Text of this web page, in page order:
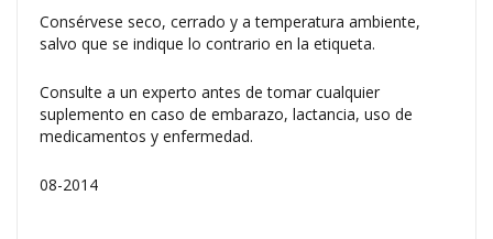
Consérvese seco, cerrado y a temperatura ambiente,
salvo que se indique lo contrario en la etiqueta.
Consulte a un experto antes de tomar cualquier
suplemento en caso de embarazo, lactancia, uso de
medicamentos y enfermedad.
08-2014